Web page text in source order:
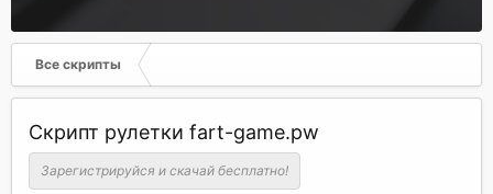
Все скрипты
Скрипт рулетки fart-game.pw
Зарегистрируйся и скачай бесплатно!